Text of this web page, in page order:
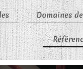
Domaines